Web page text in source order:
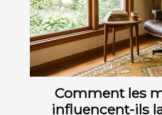
Comment les
influencent-ils